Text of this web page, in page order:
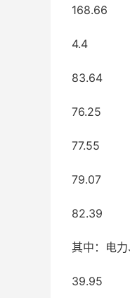
168.66
4.4
83.64
76.25
77.55
79.07
82.39
其中：电
39.95